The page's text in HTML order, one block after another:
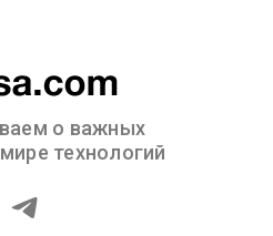
о важных
технологий